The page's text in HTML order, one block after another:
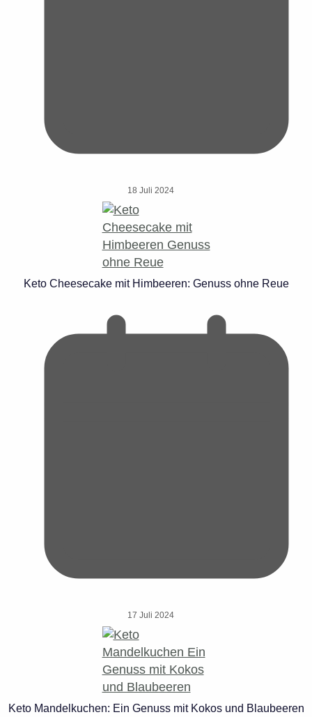
18 Juli 2024
Keto Cheesecake mit Himbeeren: Genuss ohne Reue
17 Juli 2024
Keto Mandelkuchen: Ein Genuss mit Kokos und Blaubeeren